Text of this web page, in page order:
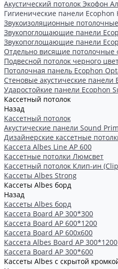
Акустический потолок Экофон
Гигиенические панели Ecophon
Звукоизоляционные
Звукопоглощающие панели
Звукопоглощающие панели
Отдельно висящие потолочные
Подвесной потолок черного
Потолочная панель Ecophon
Стеновые акустические панели
Ударостойкие панели Ecophon
Кассетный потолок
Назад
Кассетный потолок
Акустические панели Sound
Дизайнерские кассетные
Кассета Albes Line AP 600
Кассетные потолки Люмсвет
Кассетный потолок Клип-ин
Кассеты Albes Strong
Кассеты Albes борд
Назад
Кассеты Albes борд
Kассета Board AP 300*300
Kассета Board AP 600*1200
Kассета Board AP 600x600
Кассетa Albes Board AP 300*1200
Кассета Board AP 300*600
Кассеты Albes с скрытой